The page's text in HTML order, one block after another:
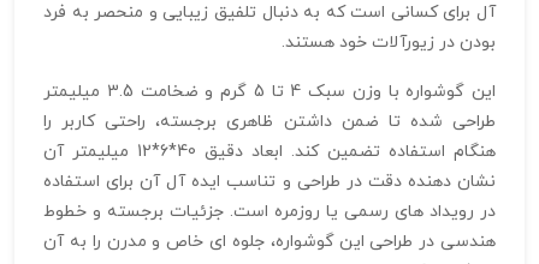
آل برای کسانی است که به دنبال تلفیق زیبایی و منحصر به‌ فرد
بودن در زیورآلات خود هستند.
این گوشواره با وزن سبک 4 تا 5 گرم و ضخامت 3.5 میلیمتر
طراحی شده تا ضمن داشتن ظاهری برجسته، راحتی کاربر را
هنگام استفاده تضمین کند. ابعاد دقیق 40*6*12 میلیمتر آن
نشان‌ دهنده دقت در طراحی و تناسب ایده‌ آل آن برای استفاده
در رویداد های رسمی یا روزمره است. جزئیات برجسته و خطوط
هندسی در طراحی این گوشواره، جلوه‌ ای خاص و مدرن را به آن